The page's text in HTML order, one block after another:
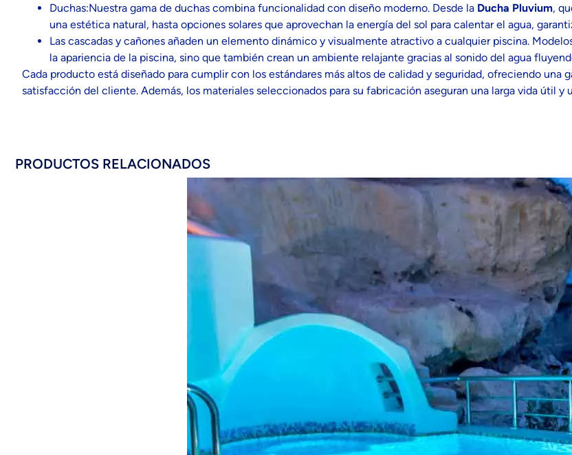
Duchas:Nuestra gama de duchas combina funcionalidad con diseño moderno. Desde la Ducha Pluvium,
una estética natural, hasta opciones solares que aprovechan la energía del sol para calentar el agua,
Las cascadas y cañones añaden un elemento dinámico y visualmente atractivo a cualquier piscina.
la apariencia de la piscina, sino que también crean un ambiente relajante gracias al sonido del agua
Cada producto está diseñado para cumplir con los estándares más altos de calidad y seguridad, ofreciendo una
satisfacción del cliente. Además, los materiales seleccionados para su fabricación aseguran una larga vida útil
PRODUCTOS RELACIONADOS